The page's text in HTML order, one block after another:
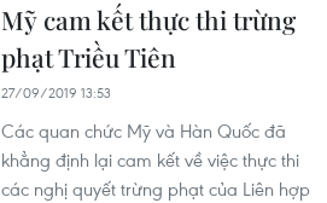
Mỹ cam kết thực thi trừng
phạt Triều Tiên
27/09/2019 13:53
Các quan chức Mỹ và Hàn Quốc đã
khẳng định lại cam kết về việc thực thi
các nghị quyết trừng phạt của Liên hợp